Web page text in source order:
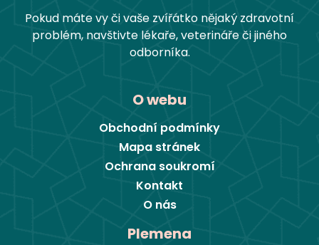
Pokud máte vy či vaše zvířátko nějaký zdravotní
problém, navštivte lékaře, veterináře či jiného
odborníka.
O webu
Obchodní podmínky
Mapa stránek
Ochrana soukromí
Kontakt
O nás
Plemena